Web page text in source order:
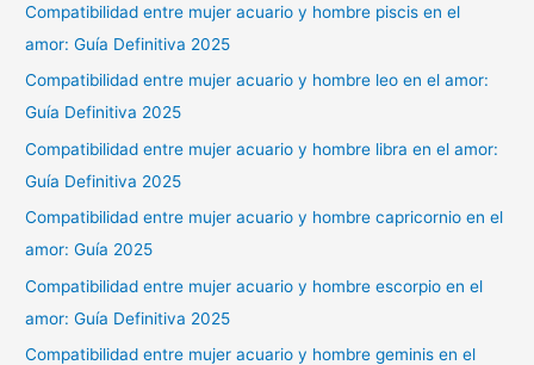
Compatibilidad entre mujer acuario y hombre piscis en el
amor: Guía Definitiva 2025
Compatibilidad entre mujer acuario y hombre leo en el amor:
Guía Definitiva 2025
Compatibilidad entre mujer acuario y hombre libra en el amor:
Guía Definitiva 2025
Compatibilidad entre mujer acuario y hombre capricornio en el
amor: Guía 2025
Compatibilidad entre mujer acuario y hombre escorpio en el
amor: Guía Definitiva 2025
Compatibilidad entre mujer acuario y hombre geminis en el